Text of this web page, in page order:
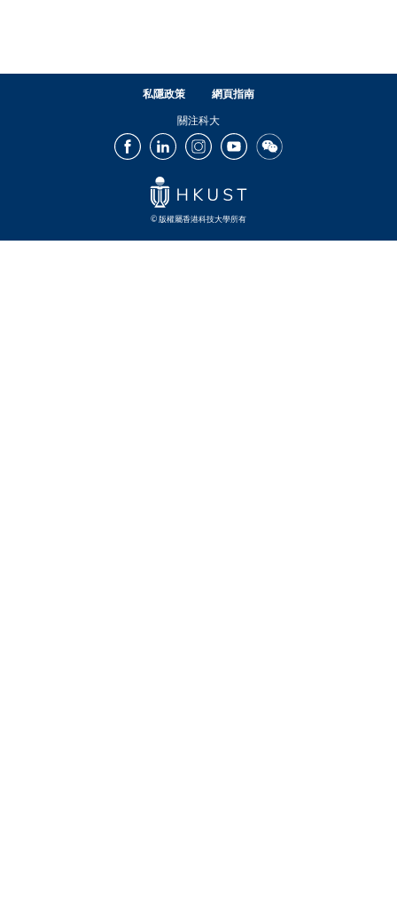
私隱政策
網頁指南
關注科大
FacebookLinkedInInstagramYoutubeWechat
© 版權屬香港科技大學所有